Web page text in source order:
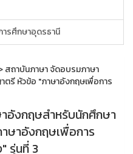
รศึกษาอุดรธานี
สถาบันภาษา จัดอบรมภาษา
รี หัวข้อ "ภาษาอังกฤษเพื่อการ
อังกฤษสำหรับนักศึกษา
ษาอังกฤษเพื่อการ
รุ่นที่ 3